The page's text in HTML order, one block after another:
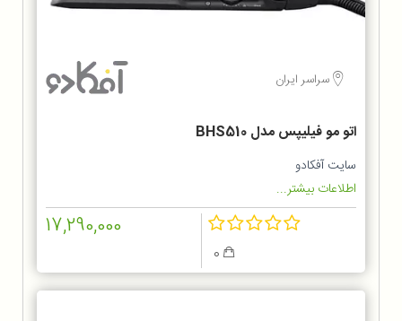
سراسر ایران
اتو مو فیلیپس مدل BHS510
سایت آفکادو
اطلاعات بیشتر...
17,290,000